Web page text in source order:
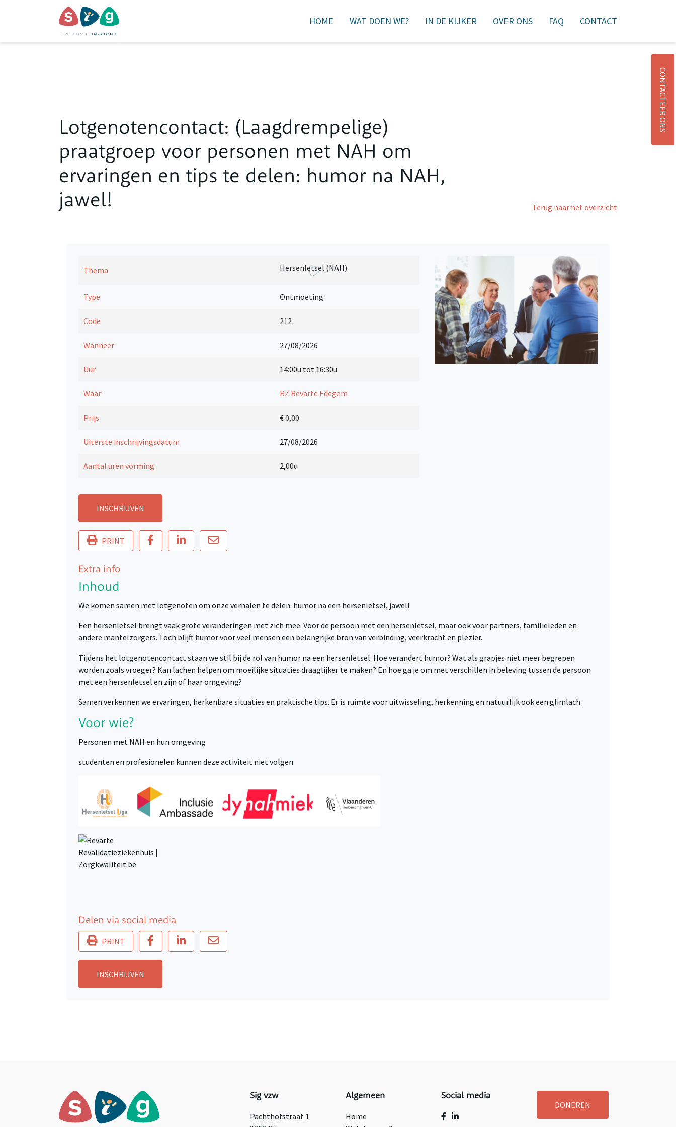
DONEREN NIEUWSBRIEF AANMELDEN WINKELMAND
HOME WAT DOEN WE? IN DE KIJKER OVER ONS FAQ CONTACT
Lotgenotencontact: (Laagdrempelige)
praatgroep voor personen met NAH om
ervaringen en tips te delen: humor na NAH,
jawel!
Terug naar het overzicht
Thema Hersenletsel (NAH)
Type Ontmoeting
Code 212
Wanneer 27/08/2026
Uur 14:00u tot 16:30u
Waar RZ Revarte Edegem
Prijs € 0,00
Uiterste inschrijvingsdatum 27/08/2026
Aantal uren vorming 2,00u
INSCHRIJVEN
PRINT
Extra info
Inhoud
We komen samen met lotgenoten om onze verhalen te delen: humor na een hersenletsel, jawel!
Een hersenletsel brengt vaak grote veranderingen met zich mee. Voor de persoon met een hersenletsel, maar ook voor partners, familieleden en
andere mantelzorgers. Toch blijft humor voor veel mensen een belangrijke bron van verbinding, veerkracht en plezier.
Tijdens het lotgenotencontact staan we stil bij de rol van humor na een hersenletsel. Hoe verandert humor? Wat als grapjes niet meer begrepen
worden zoals vroeger? Kan lachen helpen om moeilijke situaties draaglijker te maken? En hoe ga je om met verschillen in beleving tussen de persoon
met een hersenletsel en zijn of haar omgeving?
Samen verkennen we ervaringen, herkenbare situaties en praktische tips. Er is ruimte voor uitwisseling, herkenning en natuurlijk ook een glimlach.
Voor wie?
Personen met NAH en hun omgeving
studenten en profesionelen kunnen deze activiteit niet volgen
Delen via social media
PRINT
INSCHRIJVEN
Sig vzw
Pachthofstraat 1
Algemeen
Home
Social media
DONEREN
CONTACTEER ONS